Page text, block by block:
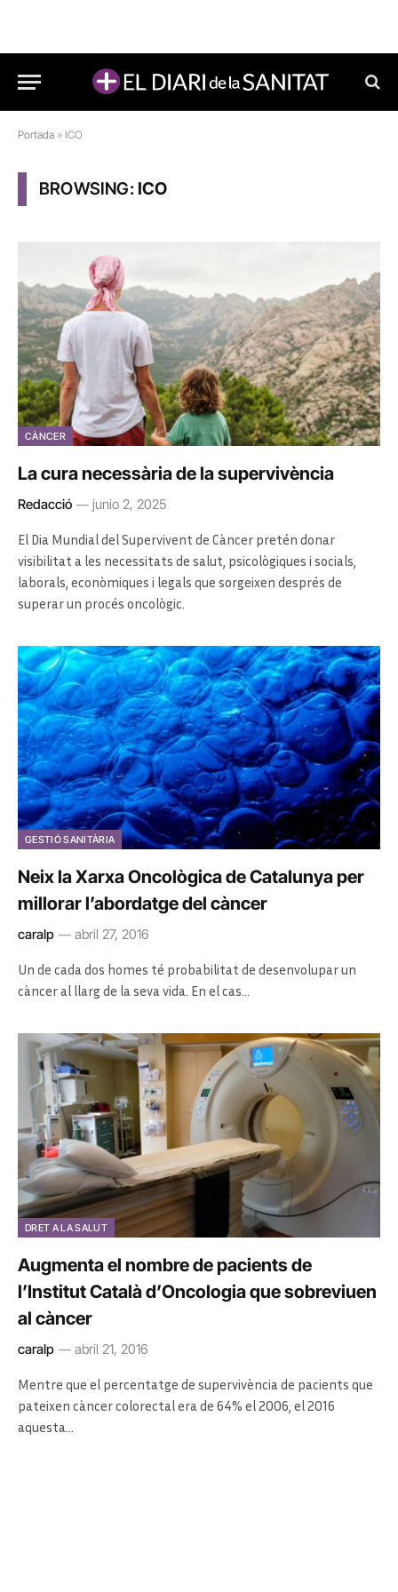
Portada » ICO
BROWSING:ICO
CÀNCER
La cura necessària de la supervivència
Redacció junio 2, 2025
El Dia Mundial del Supervivent de Càncer pretén donar
visibilitat a les necessitats de salut, psicològiques i socials,
laborals, econòmiques i legals que sorgeixen després de
superar un procés oncològic.
GESTIÓ SANITÀRIA
Neix la Xarxa Oncològica de Catalunya per
millorar l’abordatge del càncer
caralp abril 27, 2016
Un de cada dos homes té probabilitat de desenvolupar un
càncer al llarg de la seva vida. En el cas…
DRET A LA SALUT
Augmenta el nombre de pacients de
l’Institut Català d’Oncologia que sobreviuen
al càncer
caralp abril 21, 2016
Mentre que el percentatge de supervivència de pacients que
pateixen càncer colorectal era de 64% el 2006, el 2016
aquesta…